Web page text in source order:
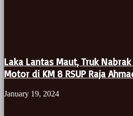
Laka Lantas Maut, Truk
Motor di KM 8 RSUP Raja
January 19, 2024